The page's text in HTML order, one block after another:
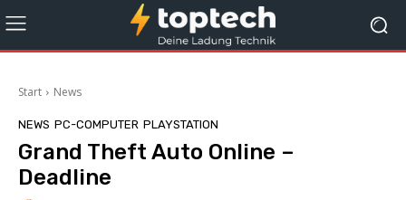
Start News
NEWS PC-COMPUTER PLAYSTATION
Grand Theft Auto Online –
Deadline